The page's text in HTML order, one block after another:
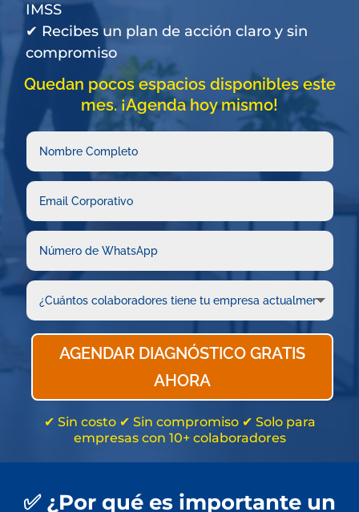
IMSS
✔ Recibes un plan de acción claro y sin
compromiso
Quedan pocos espacios disponibles este
mes. ¡Agenda hoy mismo!
AGENDAR DIAGNÓSTICO GRATIS
AHORA
✔ Sin costo ✔ Sin compromiso ✔ Solo para
empresas con 10+ colaboradores
✅ ¿Por qué es importante un